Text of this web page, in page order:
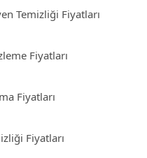
Temizliği Fiyatları
Fiyatları
Fiyatları
Fiyatları